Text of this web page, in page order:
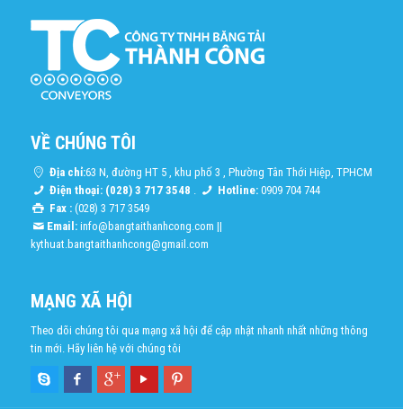
VỀ CHÚNG TÔI
Địa chỉ:63 N, đường HT 5 , khu phố 3 , Phường Tân Thới Hiệp, TPHCM
Điện thoại: (028) 3 717 3548 . Hotline: 0909 704 744
Fax :(028) 3 717 3549
Email: info@bangtaithanhcong.com ||
kythuat.bangtaithanhcong@gmail.com
MẠNG XÃ HỘI
Theo dõi chúng tôi qua mạng xã hội để cập nhật nhanh nhất những thông
tin mới. Hãy liên hệ với chúng tôi